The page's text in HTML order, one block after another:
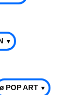
▼
ø POP ART ▼